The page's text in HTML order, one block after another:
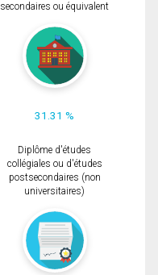
secondaires ou équivalent
31.31 %
Diplôme d'études
collégiales ou d'études
postsecondaires (non
universitaires)